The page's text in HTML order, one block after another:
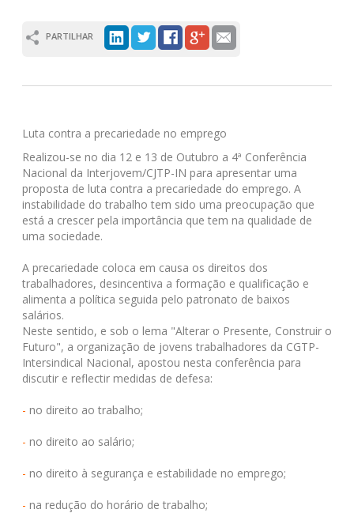
PARTILHAR
Luta contra a precariedade no emprego
Realizou-se no dia 12 e 13 de Outubro a 4ª Conferência
Nacional da Interjovem/CJTP-IN para apresentar uma
proposta de luta contra a precariedade do emprego. A
instabilidade do trabalho tem sido uma preocupação que
está a crescer pela importância que tem na qualidade de
uma sociedade.
A precariedade coloca em causa os direitos dos
trabalhadores, desincentiva a formação e qualificação e
alimenta a política seguida pelo patronato de baixos
salários.
Neste sentido, e sob o lema "Alterar o Presente, Construir o
Futuro", a organização de jovens trabalhadores da CGTP-
Intersindical Nacional, apostou nesta conferência para
discutir e reflectir medidas de defesa:
- no direito ao trabalho;
- no direito ao salário;
- no direito à segurança e estabilidade no emprego;
- na redução do horário de trabalho;